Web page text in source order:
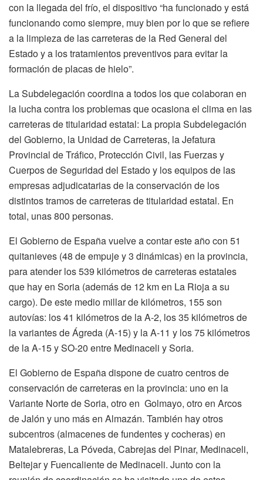
con la llegada del frío, el dispositivo “ha funcionado y está
funcionando como siempre, muy bien por lo que se refiere
a la limpieza de las carreteras de la Red General del
Estado y a los tratamientos preventivos para evitar la
formación de placas de hielo”.
La Subdelegación coordina a todos los que colaboran en
la lucha contra los problemas que ocasiona el clima en las
carreteras de titularidad estatal: La propia Subdelegación
del Gobierno, la Unidad de Carreteras, la Jefatura
Provincial de Tráfico, Protección Civil, las Fuerzas y
Cuerpos de Seguridad del Estado y los equipos de las
empresas adjudicatarias de la conservación de los
distintos tramos de carreteras de titularidad estatal. En
total, unas 800 personas.
El Gobierno de España vuelve a contar este año con 51
quitanieves (48 de empuje y 3 dinámicas) en la provincia,
para atender los 539 kilómetros de carreteras estatales
que hay en Soria (además de 12 km en La Rioja a su
cargo). De este medio millar de kilómetros, 155 son
autovías: los 41 kilómetros de la A-2, los 35 kilómetros de
la variantes de Ágreda (A-15) y la A-11 y los 75 kilómetros
de la A-15 y SO-20 entre Medinaceli y Soria.
El Gobierno de España dispone de cuatro centros de
conservación de carreteras en la provincia: uno en la
Variante Norte de Soria, otro en Golmayo, otro en Arcos
de Jalón y uno más en Almazán. También hay otros
subcentros (almacenes de fundentes y cocheras) en
Matalebreras, La Póveda, Cabrejas del Pinar, Medinaceli,
Beltejar y Fuencaliente de Medinaceli. Junto con la